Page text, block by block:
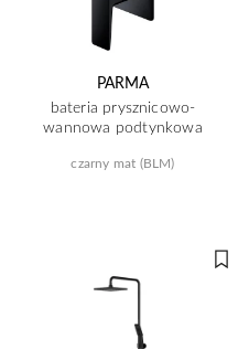
PARMA
bateria prysznicowo-
wannowa podtynkowa
czarny mat (BLM)